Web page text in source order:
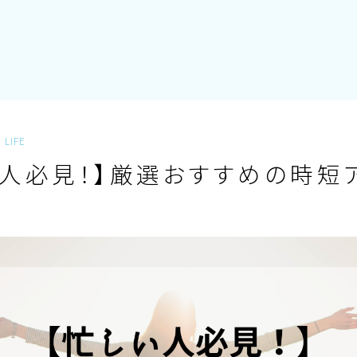
LIFE
必見！】厳選おすすめの時短